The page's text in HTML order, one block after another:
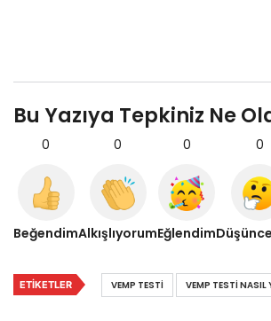
Bu Yazıya Tepkiniz Ne
0
Beğendim
0
Alkışlıyorum
0
Eğlendim
0
ETIKETLER VEMP TESTI VEMP TESTI NASIL